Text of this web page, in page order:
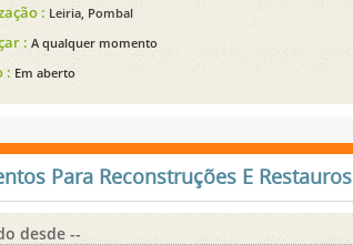
: Leiria, Pombal
:A qualquer momento
: Em aberto
Para Reconstruções E Restauros
desde --